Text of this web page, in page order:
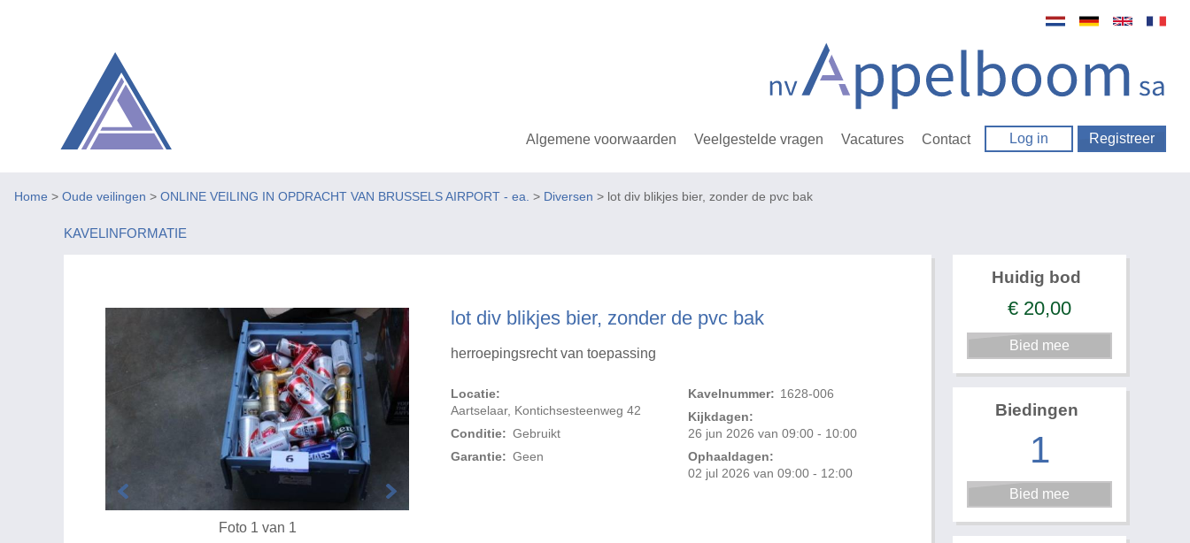
Algemene voorwaarden Veelgestelde vragen Vacatures Contact Log in Registreer
Home > Oude veilingen > ONLINE VEILING IN OPDRACHT VAN BRUSSELS AIRPORT - ea. > Diversen > lot div blikjes bier, zonder de pvc bak
KAVELINFORMATIE
lot div blikjes bier, zonder de pvc bak
herroepingsrecht van toepassing
Locatie:
Aartselaar, Kontichsesteenweg 42
Conditie: Gebruikt
Garantie: Geen
Kavelnummer: 1628-006
Kijkdagen:
26 jun 2026 van 09:00 - 10:00
Ophaaldagen:
02 jul 2026 van 09:00 - 12:00
Foto 1 van 1
Huidig bod
€ 20,00
Biedingen
1